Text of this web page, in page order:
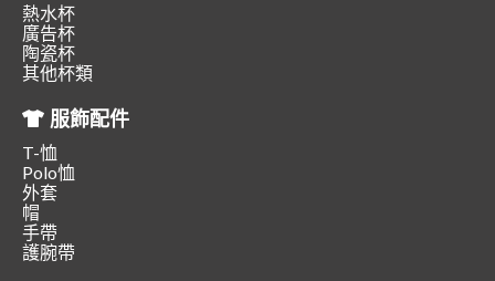
熱水杯
廣告杯
陶瓷杯
其他杯類
服飾配件
T-恤
Polo恤
外套
帽
手帶
護腕帶